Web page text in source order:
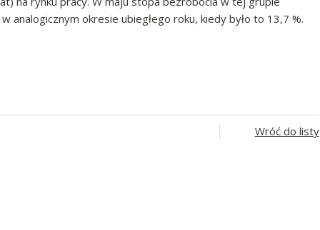
analogicznym okresie ubiegłego roku, kiedy było to 13,7 %.
Wróć do listy